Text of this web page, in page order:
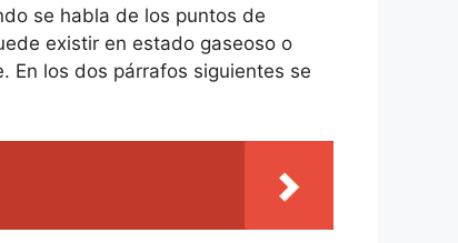
se habla de los puntos de
existir en estado gaseoso o
En los dos párrafos siguientes se